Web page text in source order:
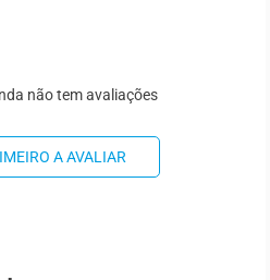
não tem avaliações
A AVALIAR